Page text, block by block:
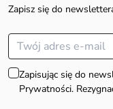
Zapisz się do
Zapisując się do
Prywatności.